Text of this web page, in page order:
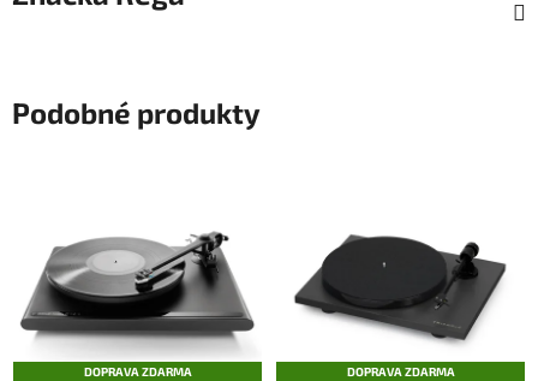
Podobné produkty
DOPRAVA ZDARMA DOPRAVA ZDARMA